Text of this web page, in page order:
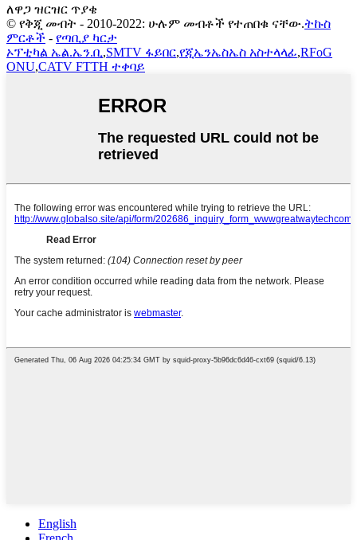
ለዋጋ ዝርዝር ጥያቄ
© የቅጂ መብት - 2010-2022: ሁሉም መብቶች የተጠበቁ ናቸው.ትኩስ
ምርቶች - የጣቢያ ካርታ
ኦፕቲካል ኤል.ኤን.ቢ,SMTV ፋይበር,የጂኤንኤስኤስ አስተላላፊ,RFoG
ONU,CATV FTTH ተቀባይ
English